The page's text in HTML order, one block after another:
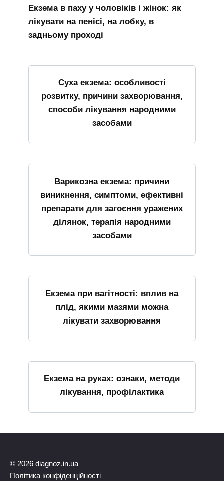
Екзема в паху у чоловіків і жінок: як
лікувати на пенісі, на лобку, в
задньому проході
Суха екзема: особливості
розвитку, причини захворювання,
способи лікування народними
засобами
Варикозна екзема: причини
виникнення, симптоми, ефективні
препарати для загоєння уражених
ділянок, терапія народними
засобами
Екзема при вагітності: вплив на
плід, якими мазями можна
лікувати захворювання
Екзема на руках: ознаки, методи
лікування, профілактика
© 2026 diagnoz.in.ua
Політика конфіденційності